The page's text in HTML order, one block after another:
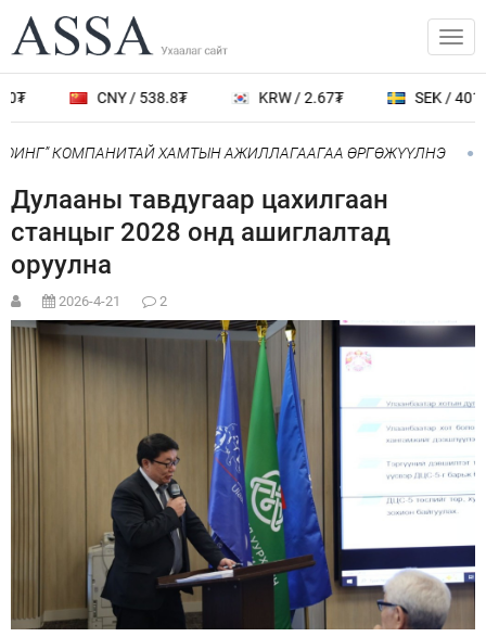
CNY / 538.8₮ KRW / 2.67₮ SEK /
КОМПАНИТАЙ ХАМТЫН АЖИЛЛАГААГАА ӨРГӨЖҮҮЛНЭ
Дулааны тавдугаар цахилгаан
станцыг 2028 онд ашиглалтад
оруулна
2026-4-21 2